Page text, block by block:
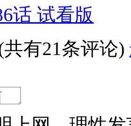
话 试看版
共有21条评论)